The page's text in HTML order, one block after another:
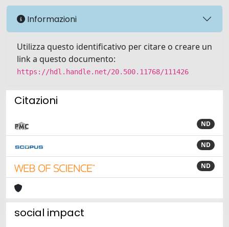
Informazioni
Utilizza questo identificativo per citare o creare un
link a questo documento:
https://hdl.handle.net/20.500.11768/111426
Citazioni
ND
ND
ND
social impact